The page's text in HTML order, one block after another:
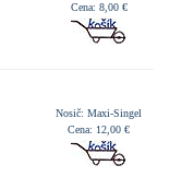
Cena: 8,00 €
Nosič: Maxi-Singel
Cena: 12,00 €